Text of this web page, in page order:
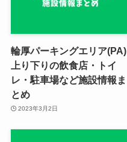
輪厚パーキングエリア(PA)
上り下りの飲食店・トイ
レ・駐車場など施設情報ま
とめ
2023年3月2日